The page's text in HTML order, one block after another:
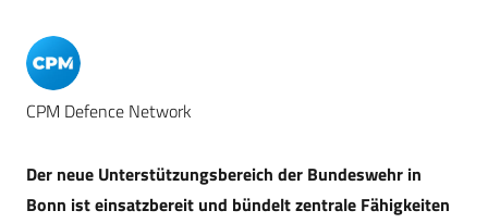
CPM Defence Network
Der neue Unterstützungsbereich der Bundeswehr in
Bonn ist einsatzbereit und bündelt zentrale Fähigkeiten